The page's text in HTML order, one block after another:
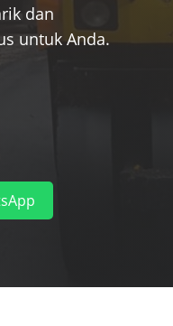
dan
untuk Anda.